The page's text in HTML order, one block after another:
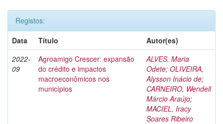
Registos:
Data
Título
Autor(es)
2022-
09
Agroamigo Crescer: expansão
do crédito e impactos
macroeconômicos nos
municípios
ALVES, Maria
Odete; OLIVEIRA,
Alysson Inácio de;
CARNEIRO, Wendell
Márcio Araújo;
MACIEL, Iracy
Soares Ribeiro